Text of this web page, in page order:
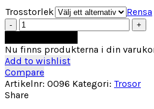
Trosstorlek
Rensa
Fauve
Emanuelle
Short
mängd
Nu finns produkterna i din
Add to wishlist
Compare
Artikelnr: 0096 Kategori: Trosor
Share